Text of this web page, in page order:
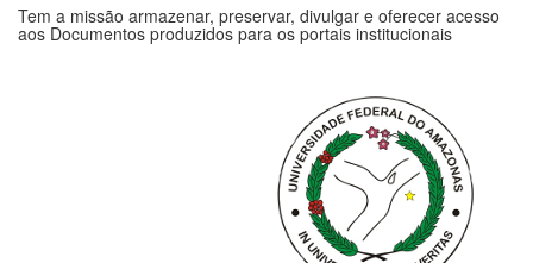
Tem a missão armazenar, preservar, divulgar e oferecer acesso
aos Documentos produzidos para os portais institucionais